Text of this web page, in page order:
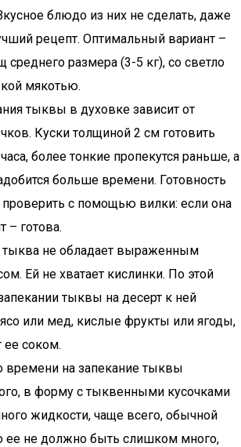
блюдо из них не сделать, даже
рецепт. Оптимальный вариант –
среднего размера (3-5 кг), со светло
мякотью.
тыквы в духовке зависит от
Куски толщиной 2 см готовить
более тонкие пропекутся раньше, а
больше времени. Готовность
с помощью вилки: если она
– готова.
тыква не обладает выраженным
Ей не хватает кислинки. По этой
тыквы на десерт к ней
или мед, кислые фрукты или ягоды,
соком.
времени на запекание тыквы
в форму с тыквенными кусочками
жидкости, чаще всего, обычной
ее не должно быть слишком много,